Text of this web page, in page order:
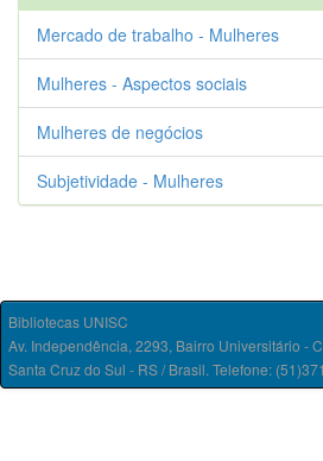
Mercado de trabalho - Mulheres
Mulheres - Aspectos sociais
Mulheres de negócios
Subjetividade - Mulheres
Bibliotecas UNISC
Av. Independência, 2293, Bairro Universitário -
Santa Cruz do Sul - RS / Brasil. Telefone: